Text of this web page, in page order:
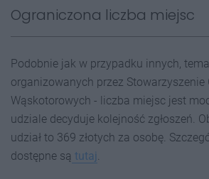
Ograniczona liczba miejsc
Podobnie jak w przypadku innych,
organizowanych przez Stowarzyszenie
Wąskotorowych - liczba miejsc jest
udziale decyduje kolejność zgłoszeń.
udział to 369 złotych za osobę.
dostępne są tutaj